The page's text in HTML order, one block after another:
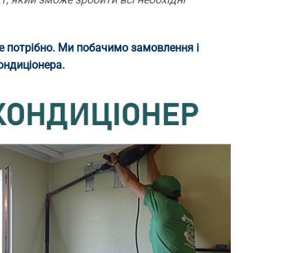
Ми побачимо замовлення і